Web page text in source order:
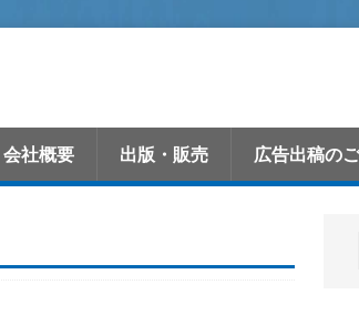
会社概要 出版・販売 広告出稿の